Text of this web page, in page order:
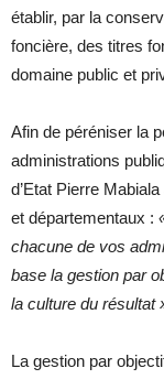
établir, par la
foncière, des titres
domaine public et
Afin de péréniser la
administrations
d’Etat Pierre
et départementaux :
chacune de vos
base la gestion par
la culture du résultat
La gestion par